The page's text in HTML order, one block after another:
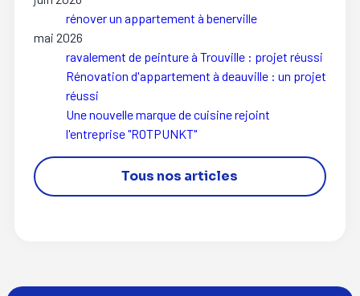
rénover un appartement à benerville
mai 2026
ravalement de peinture à Trouville : projet réussi
Rénovation d'appartement à deauville : un projet
réussi
Une nouvelle marque de cuisine rejoint
l'entreprise "ROTPUNKT"
Tous nos articles